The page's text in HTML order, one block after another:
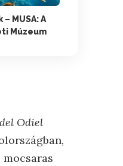
MUSA: A
Múzeum
Odiel
mocsaras